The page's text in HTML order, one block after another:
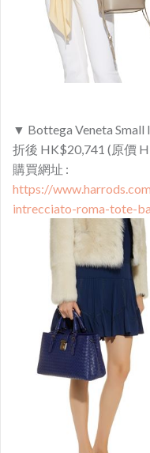
▼ Bottega Veneta Small
折後 HK$20,741 (原價
購買網址 :
https://
intrecciato-roma-tote-